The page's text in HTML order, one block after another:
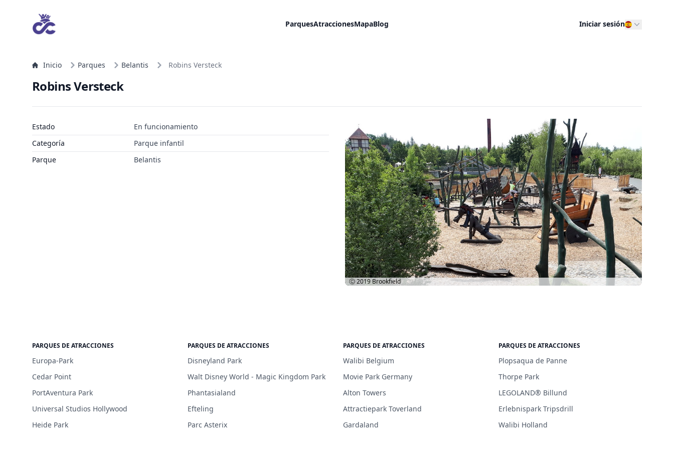
ParquesAtraccionesMapaBlog Iniciar sesión
Inicio Parques Belantis Robins Versteck
Robins Versteck
Estado
En funcionamiento
Categoría
Parque infantil
Parque
Belantis
Ⓒ 2019Brookfield
PARQUES DE ATRACCIONES
Europa-Park
Cedar Point
PortAventura Park
Universal Studios Hollywood
Heide Park
PARQUES DE ATRACCIONES
Disneyland Park
Walt Disney World - Magic Kingdom Park
Phantasialand
Efteling
Parc Asterix
PARQUES DE ATRACCIONES
Walibi Belgium
Movie Park Germany
Alton Towers
Attractiepark Toverland
Gardaland
PARQUES DE ATRACCIONES
Plopsaqua de Panne
Thorpe Park
LEGOLAND® Billund
Erlebnispark Tripsdrill
Walibi Holland